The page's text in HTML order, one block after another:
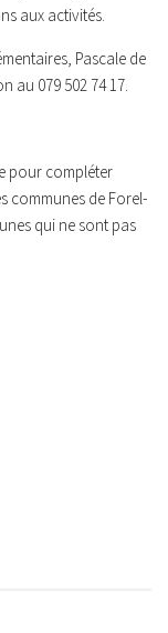
aux activités.
Pascale de
au 079 502 74 17.
pour compléter
communes de Forel-
qui ne sont pas